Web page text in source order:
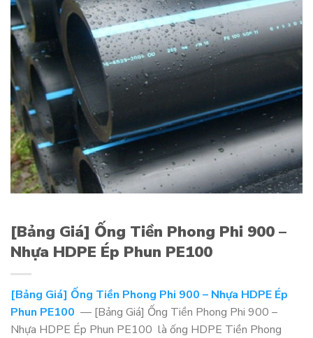
[Bảng Giá] Ống Tiền Phong Phi 900 –
Nhựa HDPE Ép Phun PE100
[Bảng Giá] Ống Tiền Phong Phi 900 – Nhựa HDPE Ép
Phun PE100 — [Bảng Giá] Ống Tiền Phong Phi 900 –
Nhựa HDPE Ép Phun PE100 là ống HDPE Tiền Phong